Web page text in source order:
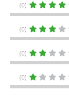
(0)
(0)
(0)
(0)